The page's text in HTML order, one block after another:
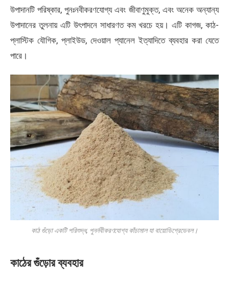
উপাদানটি পরিষ্কার, পুনঃনবীকরণযোগ্য এবং জীবাণুমুক্ত, এবং অনেক অন্যান্য
উপাদানের তুলনায় এটি উৎপাদনে সাধারণত কম খরচে হয়। এটি কাগজ, কাঠ-
প্লাস্টিক যৌগিক, প্লাইউড, দেওয়াল প্যানেল ইত্যাদিতে ব্যবহার করা যেতে
পারে।
কাঠ গুঁড়ো একটি পরিশুদ্ধ, পুনর্নবীকরণযোগ্য কাঁচামাল যা বায়োডিগ্রেডেবল।
কাঠের গুঁড়োর ব্যবহার